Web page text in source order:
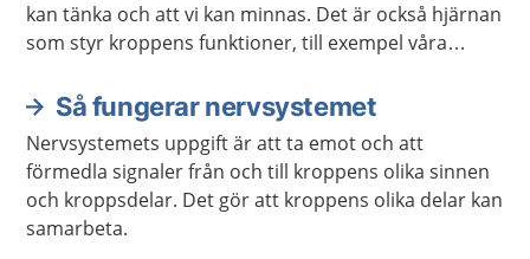
kan tänka och att vi kan minnas. Det är också hjärnan
som styr kroppens funktioner, till exempel våra
Så fungerar nervsystemet
Nervsystemets uppgift är att ta emot och att
förmedla signaler från och till kroppens olika sinnen
och kroppsdelar. Det gör att kroppens olika delar kan
samarbeta.